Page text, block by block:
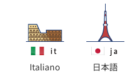
Italiano 日本語